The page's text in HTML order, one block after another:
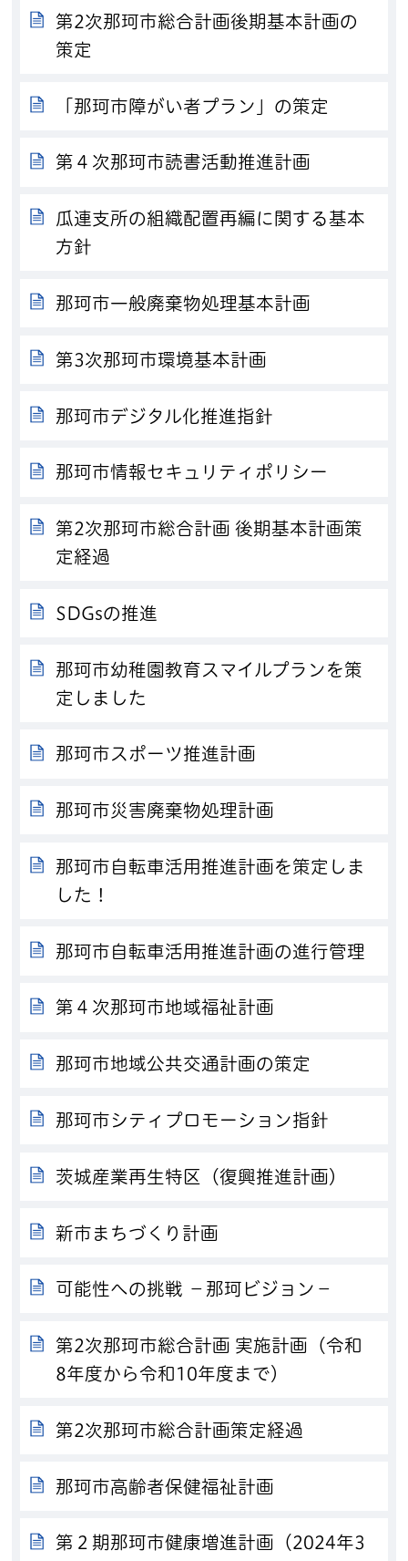
第2次那珂市総合計画後期基本計画の
策定
「那珂市障がい者プラン」の策定
第４次那珂市読書活動推進計画
瓜連支所の組織配置再編に関する基本
方針
那珂市一般廃棄物処理基本計画
第3次那珂市環境基本計画
那珂市デジタル化推進指針
那珂市情報セキュリティポリシー
第2次那珂市総合計画 後期基本計画策
定経過
SDGsの推進
那珂市幼稚園教育スマイルプランを策
定しました
那珂市スポーツ推進計画
那珂市災害廃棄物処理計画
那珂市自転車活用推進計画を策定しま
した！
那珂市自転車活用推進計画の進行管理
第４次那珂市地域福祉計画
那珂市地域公共交通計画の策定
那珂市シティプロモーション指針
茨城産業再生特区（復興推進計画）
新市まちづくり計画
可能性への挑戦 －那珂ビジョン－
第2次那珂市総合計画 実施計画（令和
8年度から令和10年度まで）
第2次那珂市総合計画策定経過
那珂市高齢者保健福祉計画
第２期那珂市健康増進計画（2024年3